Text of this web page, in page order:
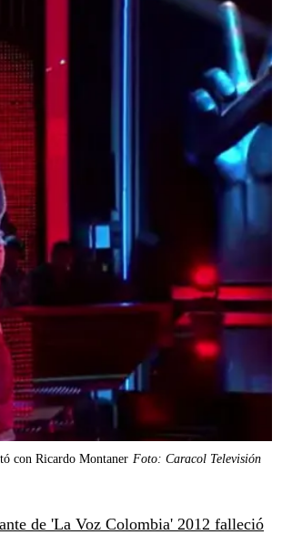
con Ricardo Montaner Foto: Caracol Televisión
de 'La Voz Colombia' 2012 falleció